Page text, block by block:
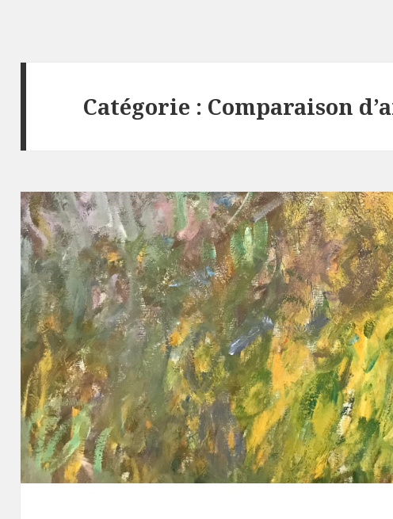
Catégorie : Comparaison